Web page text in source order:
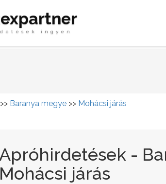
ingyen
>> Baranya megye >> Mohácsi járás
Apróhirdetések -
Mohácsi járás